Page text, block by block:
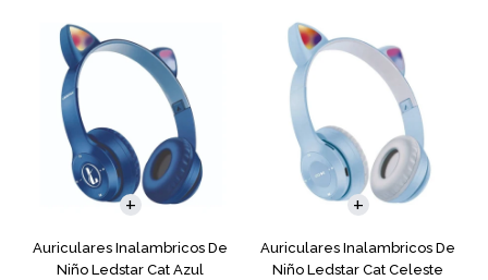
Auriculares Inalambricos De
Niño Ledstar Cat Azul
Auriculares Inalambricos De
Niño Ledstar Cat Celeste